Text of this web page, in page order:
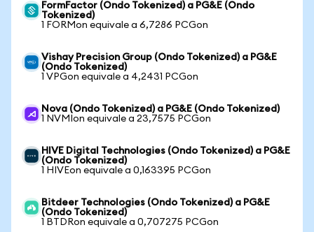
FormFactor (Ondo Tokenized) a PG&E (Ondo
Tokenized)
1 FORMon equivale a 6,7286 PCGon
Vishay Precision Group (Ondo Tokenized) a PG&E
(Ondo Tokenized)
1 VPGon equivale a 4,2431 PCGon
Nova (Ondo Tokenized) a PG&E (Ondo Tokenized)
1 NVMIon equivale a 23,7575 PCGon
HIVE Digital Technologies (Ondo Tokenized) a PG&E
(Ondo Tokenized)
1 HIVEon equivale a 0,163395 PCGon
Bitdeer Technologies (Ondo Tokenized) a PG&E
(Ondo Tokenized)
1 BTDRon equivale a 0,707275 PCGon